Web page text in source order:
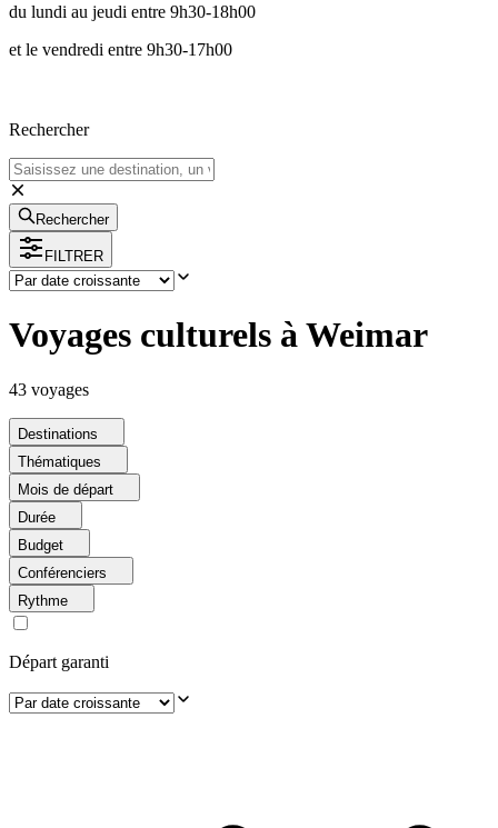
du lundi au jeudi entre 9h30-18h00
et le vendredi entre 9h30-17h00
Rechercher
Rechercher
FILTRER
Voyages culturels à Weimar
43 voyages
Destinations
Thématiques
Mois de départ
Durée
Budget
Conférenciers
Rythme
Départ garanti